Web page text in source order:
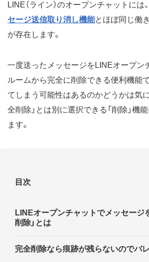
LINE（ライン）のオープンチャットには
セージ送信取り消し機能とほぼ同じ働
が存在します。
一度送ったメッセージをLINEオープン
ルームから完全に削除できる便利機能
てしまう可能性はあるのかどうかは気
全削除」とは別に選択できる「削除」機
ます。
目次
LINEオープンチャットでメッセージ
削除」とは
完全削除なら痕跡が残らないのでバ